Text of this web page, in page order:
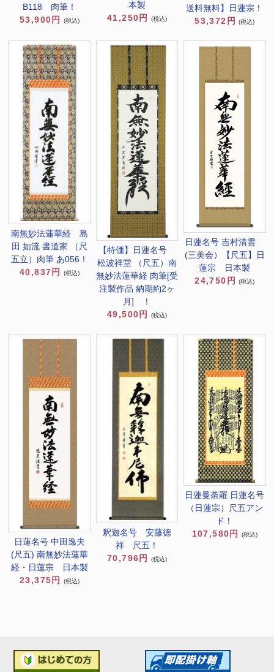
B118 肉筆！
53,900円
(税込)
本製
41,250円
(税込)
送料無料】日蓮宗！
53,372円
(税込)
南無妙法蓮華経 島
田 如流 書道家 （尺
五立）肉筆 あ056！
40,837円
(税込)
【特価】日蓮名号
松波祥堂 （尺五）南
無妙法蓮華経 肉筆[受
注製作品 納期約2ヶ
月] ！
49,500円
(税込)
日蓮名号 吉村清雲
(三美会）【尺五】日
蓮宗 日本製
24,750円
(税込)
日蓮名号 中田逸夫
(尺五) 南無妙法蓮華
経・日蓮宗 日本製
23,375円
(税込)
釈迦名号 安藤徳
祥 尺五！
70,796円
(税込)
日蓮曼荼羅 日蓮名号
（日蓮宗）尺五アン
ド！
107,580円
(税込)